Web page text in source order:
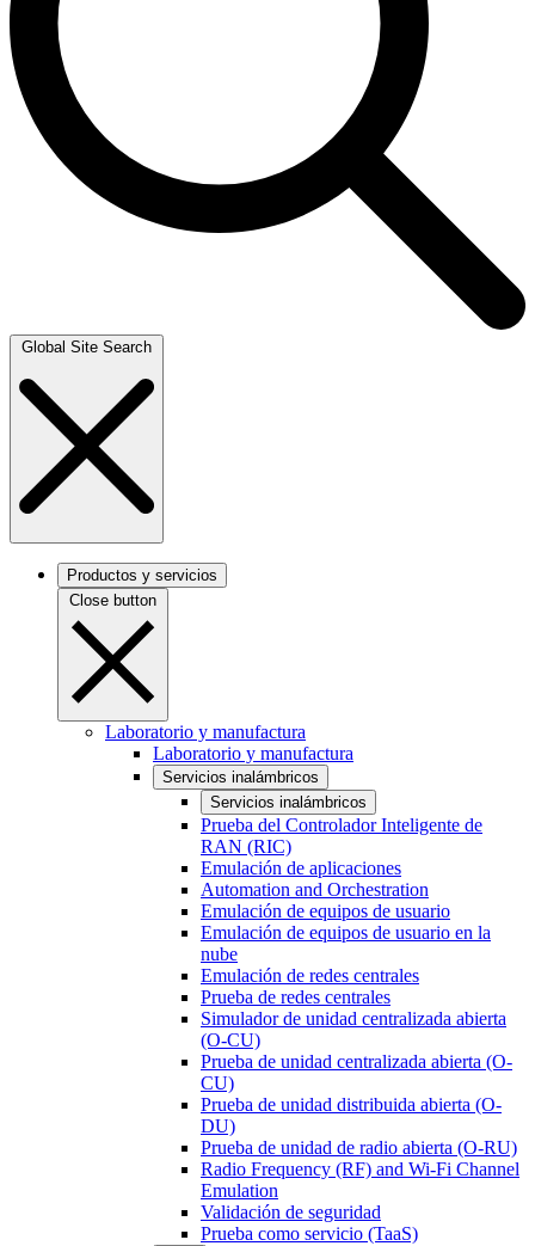
Global Site Search
Productos y servicios
Close button
Laboratorio y manufactura
Laboratorio y manufactura
Servicios inalámbricos
Servicios inalámbricos
Prueba del Controlador Inteligente de
RAN (RIC)
Emulación de aplicaciones
Automation and Orchestration
Emulación de equipos de usuario
Emulación de equipos de usuario en la
nube
Emulación de redes centrales
Prueba de redes centrales
Simulador de unidad centralizada abierta
(O-CU)
Prueba de unidad centralizada abierta (O-
CU)
Prueba de unidad distribuida abierta (O-
DU)
Prueba de unidad de radio abierta (O-RU)
Radio Frequency (RF) and Wi-Fi Channel
Emulation
Validación de seguridad
Prueba como servicio (TaaS)